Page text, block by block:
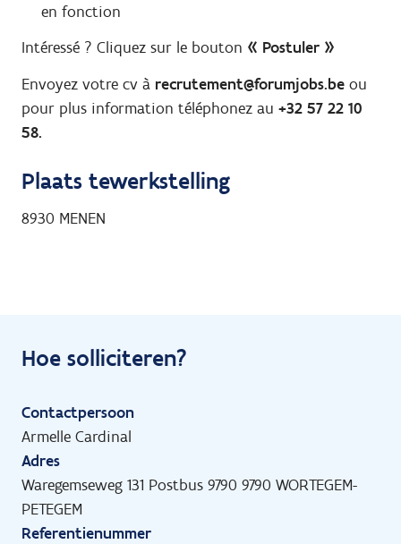
en fonction
Intéressé ? Cliquez sur le bouton « Postuler »
Envoyez votre cv à recrutement@forumjobs.be ou
pour plus information téléphonez au +32 57 22 10
58.
Plaats tewerkstelling
8930 MENEN
Hoe solliciteren?
Contactpersoon
Armelle Cardinal
Adres
Waregemseweg 131 Postbus 9790 9790 WORTEGEM-
PETEGEM
Referentienummer